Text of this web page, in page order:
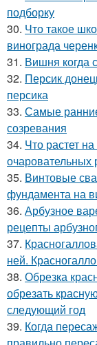
подборку
30. Что такое
винограда
31. Вишня когда
32. Персик
персика
33. Самые
созревания
34. Что растет
очаровательных
35. Винтовые
фундамента на
36. Арбузное
рецепты
37.
ней.
38. Обрезка
обрезать
следующий год
39. Когда